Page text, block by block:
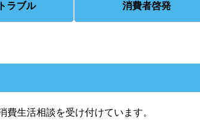
ラブル 消費者啓発
生活相談を受け付けています。